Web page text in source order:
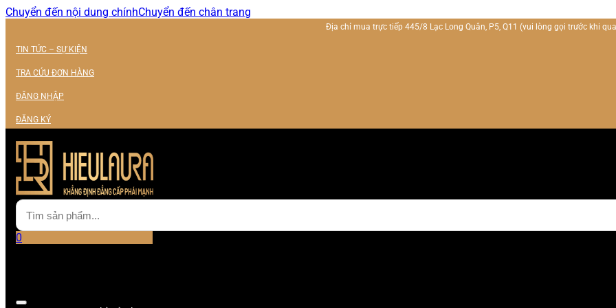
Chuyển đến nội dung chínhChuyển đến chân trang
Địa chỉ mua trực tiếp 445/8 Lạc Long Quân, P5, Q11 (vui lòng gọi trước khi
TIN TỨC – SỰ KIỆN
TRA CỨU ĐƠN HÀNG
ĐĂNG NHẬP
ĐĂNG KÝ
0